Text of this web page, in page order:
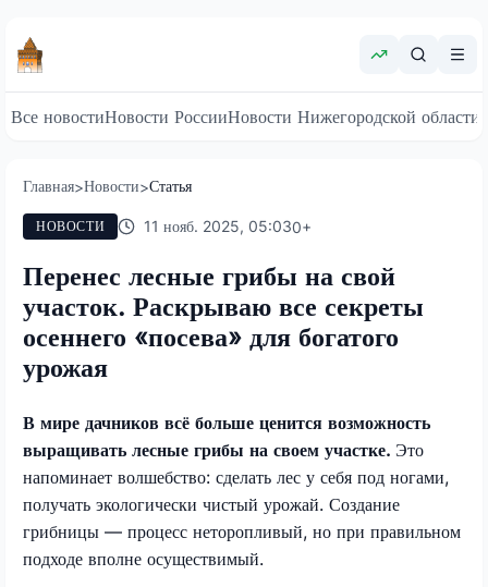
Все новостиНовости РоссииНовости Нижегородской области
Главная>Новости>Статья
НОВОСТИ 11 нояб. 2025, 05:030+
Перенес лесные грибы на свой
участок. Раскрываю все секреты
осеннего «посева» для богатого
урожая
В мире дачников всё больше ценится возможность
выращивать лесные грибы на своем участке. Это
напоминает волшебство: сделать лес у себя под ногами,
получать экологически чистый урожай. Создание
грибницы — процесс неторопливый, но при правильном
подходе вполне осуществимый.